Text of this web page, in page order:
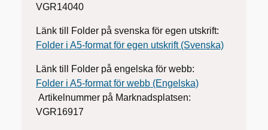
VGR14040
Länk till Folder på svenska för egen utskrift:
Folder i A5-format för egen utskrift (Svenska)
Länk till Folder på engelska för webb:
Folder i A5-format för webb (Engelska)
Artikelnummer på Marknadsplatsen:
VGR16917